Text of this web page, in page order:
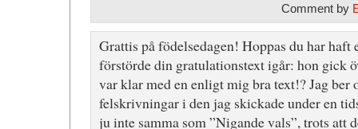
Comment by
Grattis på födelsedagen! Hoppas du har
förstörde din gratulationstext igår: hon gick
var klar med en enligt mig bra text!? Jag ber
felskrivningar i den jag skickade under en
ju inte samma som ”Nigande vals”, trots att